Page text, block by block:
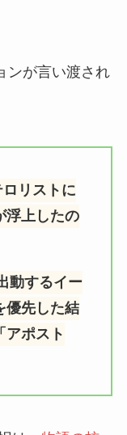
ンが言い渡され
リストに
浮上したの
動するイー
優先した結
アポスト